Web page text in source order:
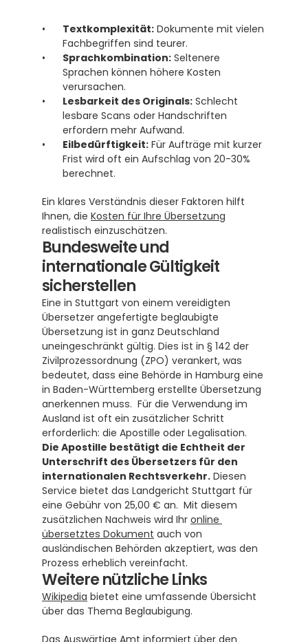
Textkomplexität: Dokumente mit vielen
Fachbegriffen sind teurer.
Sprachkombination: Seltenere
Sprachen können höhere Kosten
verursachen.
Lesbarkeit des Originals: Schlecht
lesbare Scans oder Handschriften
erfordern mehr Aufwand.
Eilbedürftigkeit: Für Aufträge mit kurzer
Frist wird oft ein Aufschlag von 20-30%
berechnet.
Ein klares Verständnis dieser Faktoren hilft
Ihnen, die Kosten für Ihre Übersetzung
realistisch einzuschätzen.
Bundesweite und
internationale Gültigkeit
sicherstellen
Eine in Stuttgart von einem vereidigten
Übersetzer angefertigte beglaubigte
Übersetzung ist in ganz Deutschland
uneingeschränkt gültig. Dies ist in § 142 der
Zivilprozessordnung (ZPO) verankert, was
bedeutet, dass eine Behörde in Hamburg eine
in Baden-Württemberg erstellte Übersetzung
anerkennen muss.  Für die Verwendung im
Ausland ist oft ein zusätzlicher Schritt
Die Apostille bestätigt die Echtheit der
Unterschrift des Übersetzers für den
internationalen Rechtsverkehr. Diesen
Service bietet das Landgericht Stuttgart für
eine Gebühr von 25,00 € an.  Mit diesem
zusätzlichen Nachweis wird Ihr online
übersetztes Dokument auch von
ausländischen Behörden akzeptiert, was den
Prozess erheblich vereinfacht.
Weitere nützliche Links
Wikipedia bietet eine umfassende Übersicht
über das Thema Beglaubigung.
Das Auswärtige Amt informiert über den